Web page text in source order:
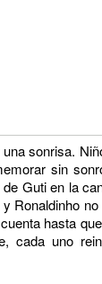
sonrisa.
sin
Guti en la
Ronaldinho
hasta
cada uno